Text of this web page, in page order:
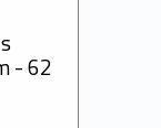
- 62